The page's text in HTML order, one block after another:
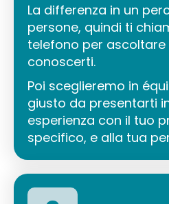
La differenza in un
persone, quindi ti
telefono per
conoscerti.
Poi sceglieremo in
giusto da presentarti
esperienza con il tuo
specifico, e alla tua